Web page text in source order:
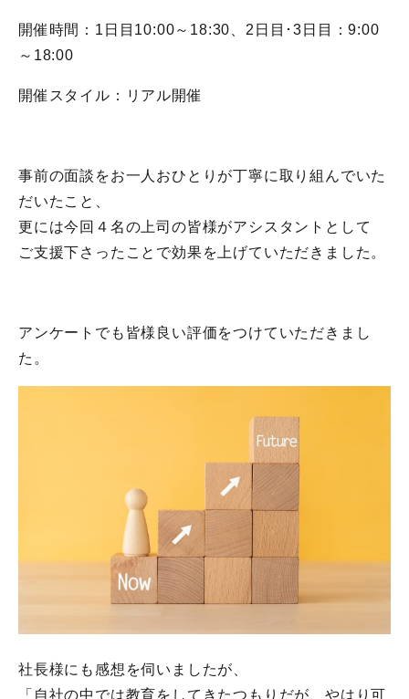
開催時間：1日目10:00～18:30、2日目･3日目：9:00
～18:00
開催スタイル：リアル開催
事前の面談をお一人おひとりが丁寧に取り組んでいた
だいたこと、
更には今回４名の上司の皆様がアシスタントとして
ご支援下さったことで効果を上げていただきました。
アンケートでも皆様良い評価をつけていただきまし
た。
社長様にも感想を伺いましたが、
「自社の中では教育をしてきたつもりだが、やはり可